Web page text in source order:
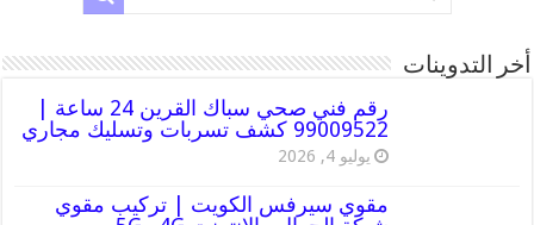
أخر التدوينات
رقم فني صحي سباك القرين 24 ساعة |
99009522 كشف تسربات وتسليك مجاري
يوليو 4, 2026
مقوي سيرفس الكويت | تركيب مقوي